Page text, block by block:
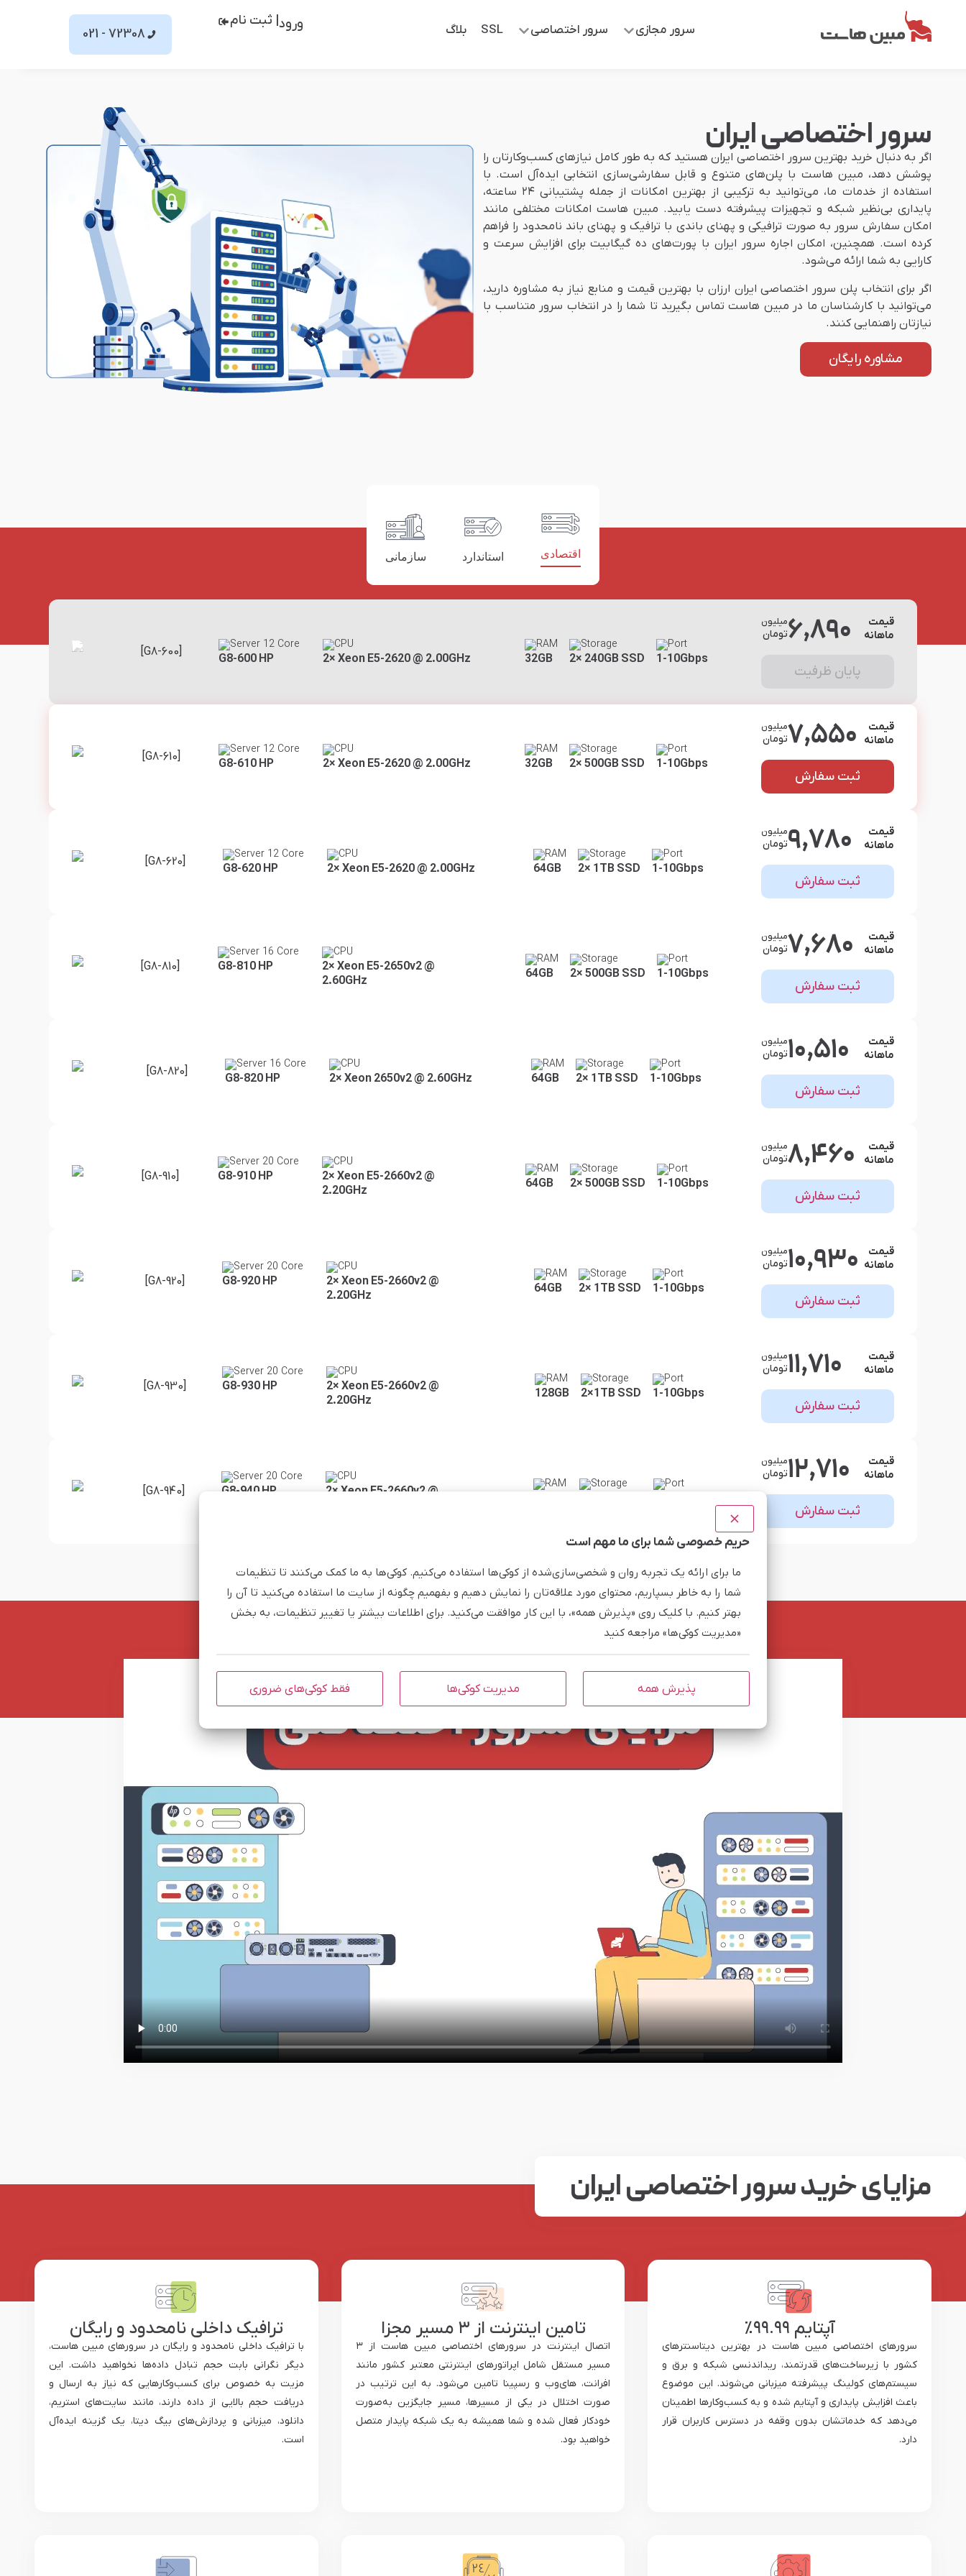
سرور مجازی سرور اختصاصی SSL بلاگ ورود | ثبت نام
72308 - 021
سرور اختصاصی ایران
اگر به دنبال خرید بهترین سرور اختصاصی ایران هستید که به طور کامل نیازهای کسب‌وکارتان را
پوشش دهد، مبین هاست با پلن‌های متنوع و قابل سفارشی‌سازی انتخابی ایده‌آل است. با
استفاده از خدمات ما، می‌توانید به ترکیبی از بهترین امکانات از جمله پشتیبانی ۲۴ ساعته،
پایداری بی‌نظیر شبکه و تجهیزات پیشرفته دست یابید. مبین هاست امکانات مختلفی مانند
امکان سفارش سرور به صورت ترافیکی و پهنای باندی با ترافیک و پهنای باند نامحدود را فراهم
کرده است. همچنین، امکان اجاره سرور ایران با پورت‌های ده گیگابیت برای افزایش سرعت و
کارایی به شما ارائه می‌شود.
اگر برای انتخاب پلن سرور اختصاصی ایران ارزان با بهترین قیمت و منابع نیاز به مشاوره دارید،
می‌توانید با کارشناسان ما در مبین هاست تماس بگیرید تا شما را در انتخاب سرور متناسب با
نیازتان راهنمایی کنند.
مشاوره رایگان
اقتصادی استاندارد سازمانی
[G8-600]
Server 12 Core
G8-600 HP
CPU
2× Xeon E5-2620 @ 2.00GHz
RAM
32GB
Storage
2× 240GB SSD
Port
1-10Gbps
قیمت
ماهانه
6,890میلیون
تومان
پایان ظرفیت
[G8-610]
Server 12 Core
G8-610 HP
CPU
2× Xeon E5-2620 @ 2.00GHz
RAM
32GB
Storage
2× 500GB SSD
Port
1-10Gbps
قیمت
ماهانه
7,550میلیون
تومان
ثبت سفارش
[G8-620]
Server 12 Core
G8-620 HP
CPU
2× Xeon E5-2620 @ 2.00GHz
RAM
64GB
Storage
2× 1TB SSD
Port
1-10Gbps
قیمت
ماهانه
9,780میلیون
تومان
ثبت سفارش
[G8-810]
Server 16 Core
G8-810 HP
CPU
2× Xeon E5-2650v2 @
2.60GHz
RAM
64GB
Storage
2× 500GB SSD
Port
1-10Gbps
قیمت
ماهانه
7,680میلیون
تومان
ثبت سفارش
[G8-820]
Server 16 Core
G8-820 HP
CPU
2× Xeon 2650v2 @ 2.60GHz
RAM
64GB
Storage
2× 1TB SSD
Port
1-10Gbps
قیمت
ماهانه
10,510میلیون
تومان
ثبت سفارش
[G8-910]
Server 20 Core
G8-910 HP
CPU
2× Xeon E5-2660v2 @
2.20GHz
RAM
64GB
Storage
2× 500GB SSD
Port
1-10Gbps
قیمت
ماهانه
8,460میلیون
تومان
ثبت سفارش
[G8-920]
Server 20 Core
G8-920 HP
CPU
2× Xeon E5-2660v2 @
2.20GHz
RAM
64GB
Storage
2× 1TB SSD
Port
1-10Gbps
قیمت
ماهانه 10,930میلیون
تومان
ثبت سفارش
[G8-930]
Server 20 Core
G8-930 HP
CPU
2× Xeon E5-2660v2 @
2.20GHz
RAM
128GB
Storage
2×1TB SSD
Port
1-10Gbps
قیمت
ماهانه
11,710میلیون
تومان
ثبت سفارش
[G8-940]
Server 20 Core
G8-940 HP
CPU
2× Xeon E5-2660v2 @
RAM Storage Port
قیمت
ماهانه
12,710میلیون
تومان
ثبت سفارش
مزایای خرید سرور اختصاصی ایران
آپتایم ۹۹.۹۹٪
سرورهای اختصاصی مبین هاست در بهترین دیتاسنترهای
کشور با زیرساخت‌های قدرتمند، ریداندنسی شبکه و برق و
سیستم‌های کولینگ پیشرفته میزبانی می‌شوند. این موضوع
باعث افزایش پایداری و آپتایم شده و به کسب‌وکارها اطمینان
می‌دهد که خدماتشان بدون وقفه در دسترس کاربران قرار
دارد.
تامین اینترنت از ۳ مسیر مجزا
اتصال اینترنت در سرورهای اختصاصی مبین هاست از ۳
مسیر مستقل شامل اپراتورهای اینترنتی معتبر کشور مانند
افرانت، های‌وب و رسپینا تامین می‌شود. به این ترتیب در
صورت اختلال در یکی از مسیرها، مسیر جایگزین به‌صورت
خودکار فعال شده و شما همیشه به یک شبکه پایدار متصل
خواهید بود.
ترافیک داخلی نامحدود و رایگان
با ترافیک داخلی نامحدود و رایگان در سرورهای مبین هاست،
دیگر نگرانی بابت حجم تبادل داده‌ها نخواهید داشت. این
مزیت به خصوص برای کسب‌وکارهایی که نیاز به ارسال و
دریافت حجم بالایی از داده دارند، مانند سایت‌های استریم،
دانلود، میزبانی و پردازش‌های بیگ دیتا، یک گزینه ایده‌آل
است.
حریم خصوصی شما برای ما مهم است
ما برای ارائه یک تجربه روان و شخصی‌سازی‌شده از کوکی‌ها استفاده می‌کنیم. کوکی‌ها به ما کمک می‌کنند تا تنظیمات
شما را به خاطر بسپاریم، محتوای مورد علاقه‌تان را نمایش دهیم و بفهمیم چگونه از سایت ما استفاده می‌کنید تا آن را
بهتر کنیم. با کلیک روی «پذیرش همه»، با این کار موافقت می‌کنید. برای اطلاعات بیشتر یا تغییر تنظیمات، به بخش
«مدیریت کوکی‌ها» مراجعه کنید
پذیرش همه مدیریت کوکی‌ها فقط کوکی‌های ضروری